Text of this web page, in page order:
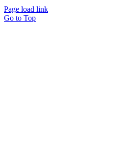
Page load link
Go to Top